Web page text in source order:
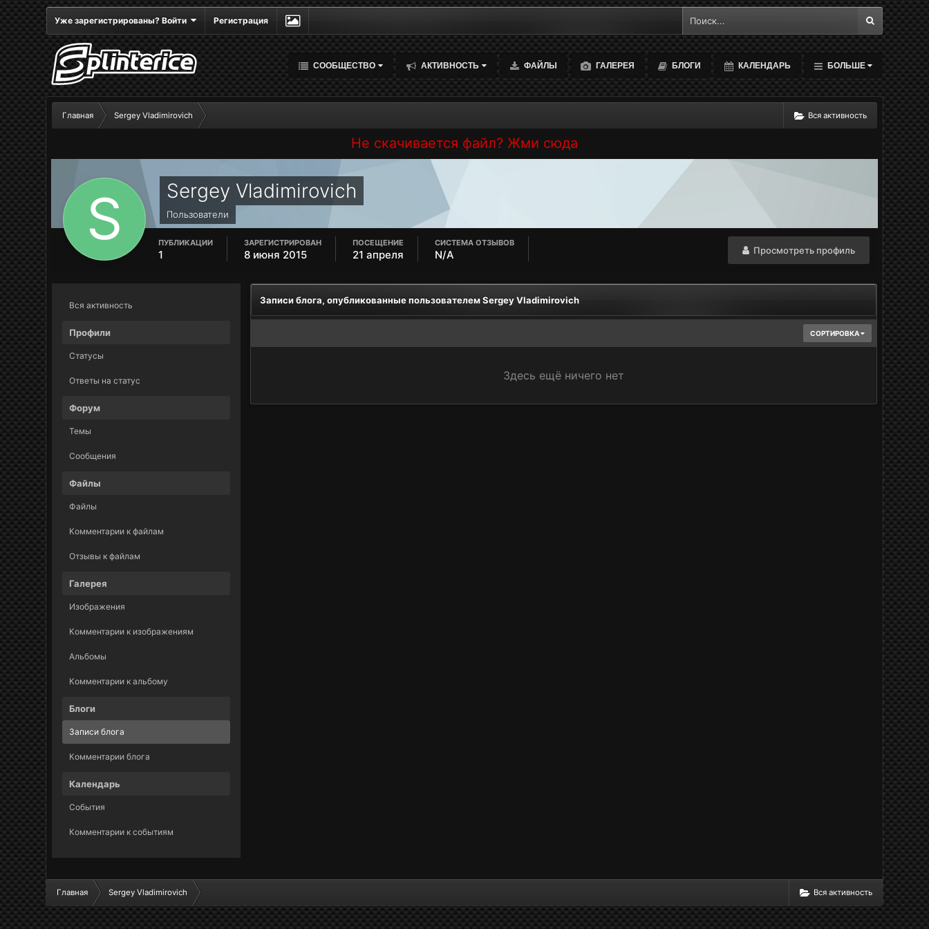
Уже зарегистрированы? Войти Регистрация
СООБЩЕСТВО АКТИВНОСТЬ ФАЙЛЫ ГАЛЕРЕЯ БЛОГИ КАЛЕНДАРЬ БОЛЬШЕ
Вся активность
Главная Sergey Vladimirovich
Не скачивается файл? Жми сюда
Sergey Vladimirovich
Пользователи
Просмотреть профиль
ПУБЛИКАЦИИ
1
ЗАРЕГИСТРИРОВАН
8 июня 2015
ПОСЕЩЕНИЕ
21 апреля
СИСТЕМА ОТЗЫВОВ
N/A
Вся активность
Профили
Статусы
Ответы на статус
Форум
Темы
Сообщения
Файлы
Файлы
Комментарии к файлам
Отзывы к файлам
Галерея
Изображения
Комментарии к изображениям
Альбомы
Комментарии к альбому
Блоги
Записи блога
Комментарии блога
Календарь
События
Комментарии к событиям
Записи блога, опубликованные пользователем Sergey Vladimirovich
СОРТИРОВКА
Здесь ещё ничего нет
Вся активность
Главная Sergey Vladimirovich